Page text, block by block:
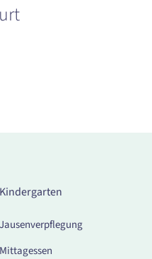
Kindergarten
Jausenverpflegung
Mittagessen